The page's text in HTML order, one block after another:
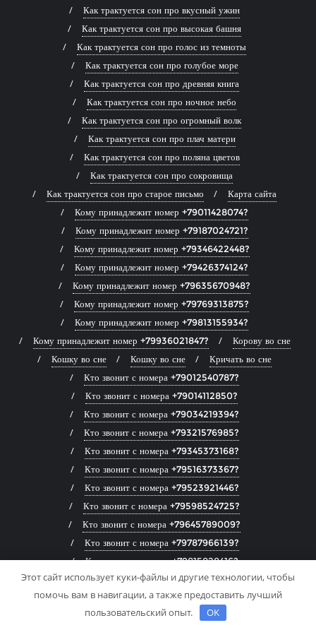
Как трактуется сон про вкусный ужин
Как трактуется сон про высокая башня
Как трактуется сон про голос из темноты
Как трактуется сон про голубое море
Как трактуется сон про древняя книга
Как трактуется сон про ночное небо
Как трактуется сон про огромный волк
Как трактуется сон про плач матери
Как трактуется сон про поляна цветов
Как трактуется сон про сокровища
Как трактуется сон про старое письмо
Карта сайта
Кому принадлежит номер +79011428074?
Кому принадлежит номер +79187024721?
Кому принадлежит номер +79346422448?
Кому принадлежит номер +79426374124?
Кому принадлежит номер +79635670948?
Кому принадлежит номер +79769313875?
Кому принадлежит номер +79813155934?
Кому принадлежит номер +79936021847?
Корову во сне
Кошку во сне
Кошку во сне
Кричать во сне
Кто звонит с номера +79012540787?
Кто звонит с номера +79014112850?
Кто звонит с номера +79034219394?
Кто звонит с номера +79321576985?
Кто звонит с номера +79345373168?
Кто звонит с номера +79516373367?
Кто звонит с номера +79523921446?
Кто звонит с номера +79598524725?
Кто звонит с номера +79645789009?
Кто звонит с номера +79787966139?
Кто звонит с номера +79815828416?
Кто звонит с номера +79820035199?
Кто звонит с номера +79821531439?
Кто звонит с номера +79880986201?
Этот сайт использует куки-файлы и другие технологии, чтобы
помочь вам в навигации, а также предоставить лучший
пользовательский опыт.
OK